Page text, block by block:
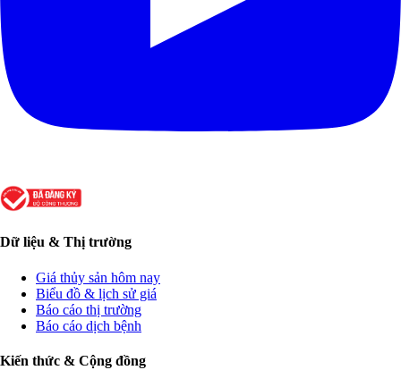
Dữ liệu & Thị trường
Giá thủy sản hôm nay
Biểu đồ & lịch sử giá
Báo cáo thị trường
Báo cáo dịch bệnh
Kiến thức & Cộng đồng